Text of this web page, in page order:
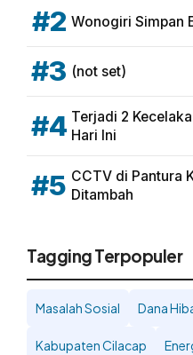
#2 Wonogiri Simpan
#3 (not set)
#4 Terjadi 2
Hari Ini
#5 CCTV di Pantura
Ditambah
Tagging Terpopuler
Masalah Sosial Dana
Kabupaten Cilacap